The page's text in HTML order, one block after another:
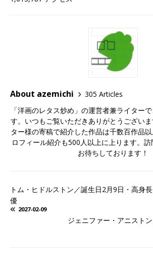
About azemichi
305 Articles
「洋画のレタス炒め」の運営者兼ライター
す。いつもご覧いただきありがとうござい
ター様の寄稿で紹介した作品は千数百作品
ロフィール紹介も500人以上に上ります。
お待ちしております！
トム・ヒドルストン／誕生日2月9日・高身
優
2027-02-09
ジェニファー・アニスト